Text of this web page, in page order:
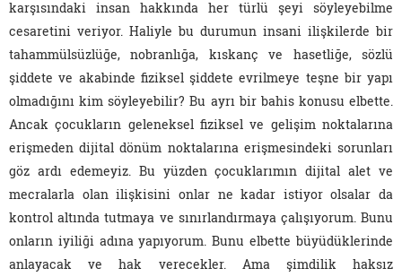
karşısındaki insan hakkında her türlü şeyi söyleyebilme
cesaretini veriyor. Haliyle bu durumun insani ilişkilerde bir
tahammülsüzlüğe, nobranlığa, kıskanç ve hasetliğe, sözlü
şiddete ve akabinde fiziksel şiddete evrilmeye teşne bir yapı
olmadığını kim söyleyebilir? Bu ayrı bir bahis konusu elbette.
Ancak çocukların geleneksel fiziksel ve gelişim noktalarına
erişmeden dijital dönüm noktalarına erişmesindeki sorunları
göz ardı edemeyiz. Bu yüzden çocuklarımın dijital alet ve
mecralarla olan ilişkisini onlar ne kadar istiyor olsalar da
kontrol altında tutmaya ve sınırlandırmaya çalışıyorum. Bunu
onların iyiliği adına yapıyorum. Bunu elbette büyüdüklerinde
anlayacak ve hak verecekler. Ama şimdilik haksız